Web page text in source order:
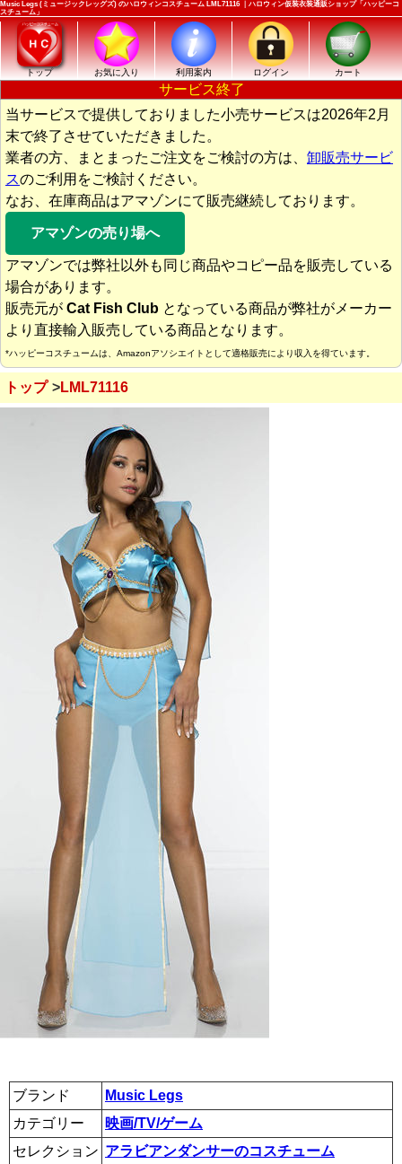
Music Legs (ミュージックレッグズ) のハロウィンコスチューム LML71116 ｜ハロウィン仮装衣装通販ショップ「ハッピーコ
スチューム」
トップ お気に入り 利用案内 ログイン カート
サービス終了
当サービスで提供しておりました小売サービスは2026年2月
末で終了させていただきました。
業者の方、まとまったご注文をご検討の方は、 卸販売サービ
スのご利用をご検討ください。
なお、在庫商品はアマゾンにて販売継続しております。
アマゾンの売り場へ
アマゾンでは弊社以外も同じ商品やコピー品を販売している
場合があります。
販売元が Cat Fish Club となっている商品が弊社がメーカー
より直接輸入販売している商品となります。
*ハッピーコスチュームは、Amazonアソシエイトとして適格販売により収入を得ています。
トップ LML71116
ブランド
Music Legs
カテゴリー
映画/TV/ゲーム
セレクション アラビアンダンサーのコスチューム